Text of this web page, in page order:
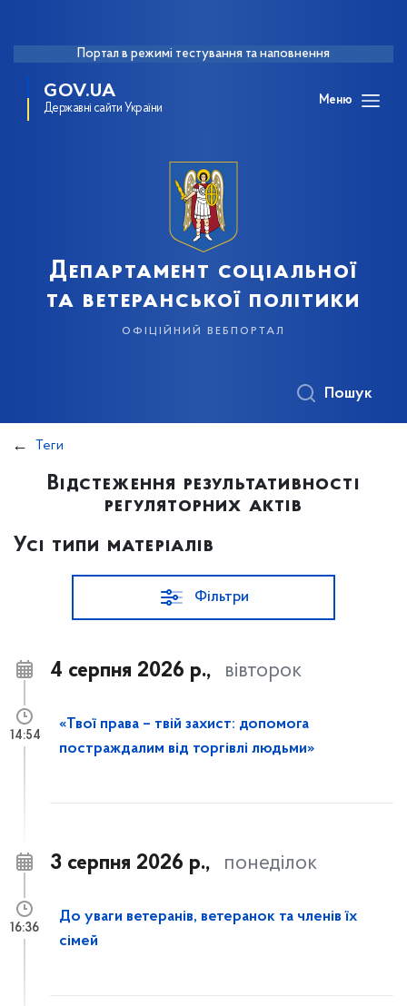
Портал в режимі тестування та наповнення
GOV.UA
Державні сайти України
Меню
Департамент соціальної
та ветеранської політики
офіційний вебпортал
Пошук
Теги
Відстеження результативності
регуляторних актів
Усі типи матеріалів
Фільтри
4 серпня 2026 р., вівторок
«Твої права – твій захист: допомога
постраждалим від торгівлі людьми»
14:54
3 серпня 2026 р., понеділок
До уваги ветеранів, ветеранок та членів їх
сімей
16:36